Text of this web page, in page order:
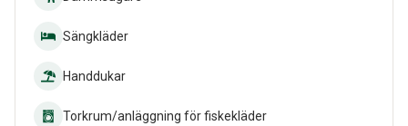
Sängkläder
Handdukar
Torkrum/anläggning för fiskekläder